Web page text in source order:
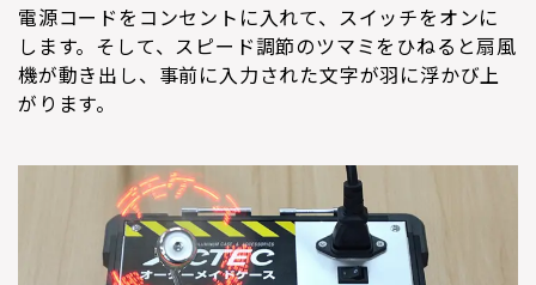
電源コードをコンセントに入れて、スイッチをオンに
します。そして、スピード調節のツマミをひねると扇風
機が動き出し、事前に入力された文字が羽に浮かび上
がります。